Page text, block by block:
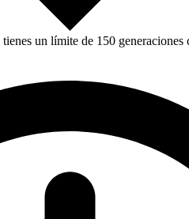
un límite de 150 generaciones